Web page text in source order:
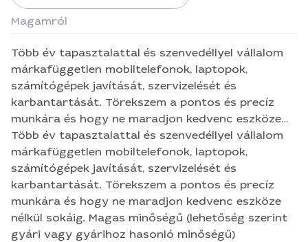
Magamról
Több év tapasztalattal és szenvedéllyel vállalom
márkafüggetlen mobiltelefonok, laptopok,
számítógépek javítását, szervizelését és
karbantartását. Törekszem a pontos és precíz
munkára és hogy ne maradjon kedvenc eszköze
nélkül sokáig. Magas minőségű (lehetőség szerint
gyári vagy gyárihoz hasonló minőségű)
alkatrészekkel dolgozom. Munkáimra 3 hónap
garanciát vállalok.
Több év tapasztalattal és szenvedéllyel vállalom
márkafüggetlen mobiltelefonok, laptopok,
számítógépek javítását, szervizelését és
karbantartását. Törekszem a pontos és precíz
munkára és hogy ne maradjon kedvenc eszköze
nélkül sokáig. Magas minőségű (lehetőség szerint
gyári vagy gyárihoz hasonló minőségű)